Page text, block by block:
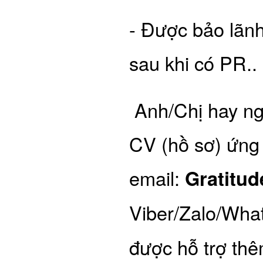
- Được bảo
sau khi có PR..
Anh/Chị hay
CV (hồ sơ)
email:
Viber/Zalo/
được hỗ trợ